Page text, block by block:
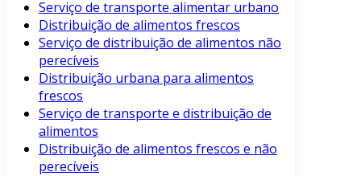
Serviço de transporte alimentar urbano
Distribuição de alimentos frescos
Serviço de distribuição de alimentos não
perecíveis
Distribuição urbana para alimentos
frescos
Serviço de transporte e distribuição de
alimentos
Distribuição de alimentos frescos e não
perecíveis